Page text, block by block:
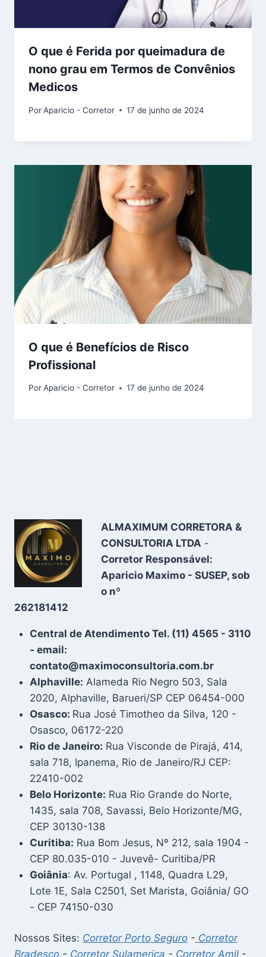
O que é Ferida por queimadura de
nono grau em Termos de Convênios
Medicos
PorAparicio - Corretor 17 de junho de 2024
O que é Benefícios de Risco
Profissional
PorAparicio - Corretor 17 de junho de 2024
ALMAXIMUM CORRETORA &
CONSULTORIA LTDA -
Corretor Responsável:
Aparicio Maximo - SUSEP, sob
o nº
262181412
Central de Atendimento Tel. (11) 4565 - 3110
- email:
contato@maximoconsultoria.com.br
Alphaville: Alameda Rio Negro 503, Sala
2020, Alphaville, Barueri/SP CEP 06454-000
Osasco: Rua José Timotheo da Silva, 120 -
Osasco, 06172-220
Rio de Janeiro: Rua Visconde de Pirajá, 414,
sala 718, Ipanema, Rio de Janeiro/RJ CEP:
22410-002
Belo Horizonte: Rua Rio Grande do Norte,
1435, sala 708, Savassi, Belo Horizonte/MG,
CEP 30130-138
Curitiba: Rua Bom Jesus, Nº 212, sala 1904 -
CEP 80.035-010 - Juvevê- Curitiba/PR
Goiânia: Av. Portugal , 1148, Quadra L29,
Lote 1E, Sala C2501, Set Marista, Goiânia/ GO
- CEP 74150-030
Nossos Sites: Corretor Porto Seguro - Corretor
Bradesco - Corretor Sulamerica - Corretor Amil -